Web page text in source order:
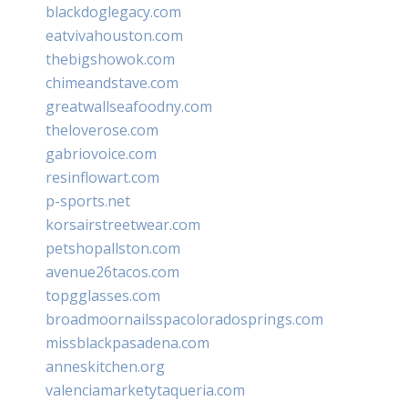
blackdoglegacy.com
eatvivahouston.com
thebigshowok.com
chimeandstave.com
greatwallseafoodny.com
theloverose.com
gabriovoice.com
resinflowart.com
p-sports.net
korsairstreetwear.com
petshopallston.com
avenue26tacos.com
topgglasses.com
broadmoornailsspacoloradosprings.com
missblackpasadena.com
anneskitchen.org
valenciamarketytaqueria.com